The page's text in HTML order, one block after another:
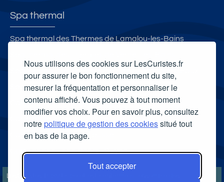
Nous utilisons des cookies sur LesCuristes.fr
pour assurer le bon fonctionnement du site,
mesurer la fréquentation et personnaliser le
contenu affiché. Vous pouvez à tout moment
modifier vos choix. Pour en savoir plus, consultez
notrepolitique de gestion des cookiessitué tout
en bas de la page.
Tout accepter
Spa thermal
Spa thermal des Thermes de Lamalou-les-Bains
Spa thermal des Thermes de Cransac
Carte cadeau spa Vichy
Carte cadeau spa Bagnoles-de-l'Orne
Carte cadeau spa Saubusse
Carte cadeau spa Châtel-Guyon
LesCuristes.fr participe et est conforme à l'ensemble des